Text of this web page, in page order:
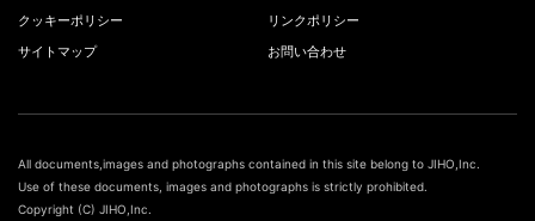
クッキーポリシー
リンクポリシー
サイトマップ
お問い合わせ
All documents,images and photographs contained in this site belong to JIHO,Inc.
Use of these documents, images and photographs is strictly prohibited.
Copyright (C) JIHO,Inc.